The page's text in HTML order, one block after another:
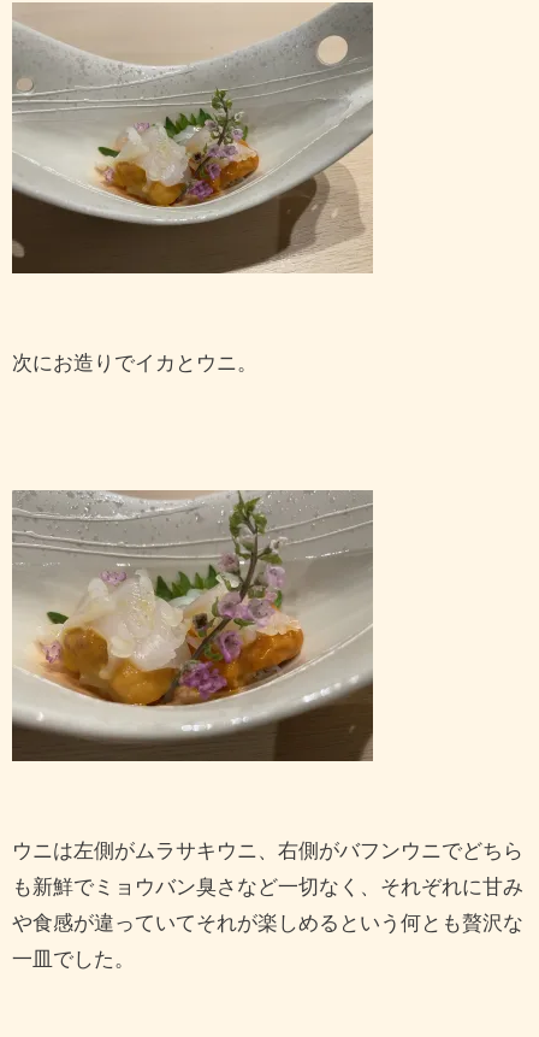
次にお造りでイカとウニ。
ウニは左側がムラサキウニ、右側がバフンウニでどちら
も新鮮でミョウバン臭さなど一切なく、それぞれに甘み
や食感が違っていてそれが楽しめるという何とも贅沢な
一皿でした。